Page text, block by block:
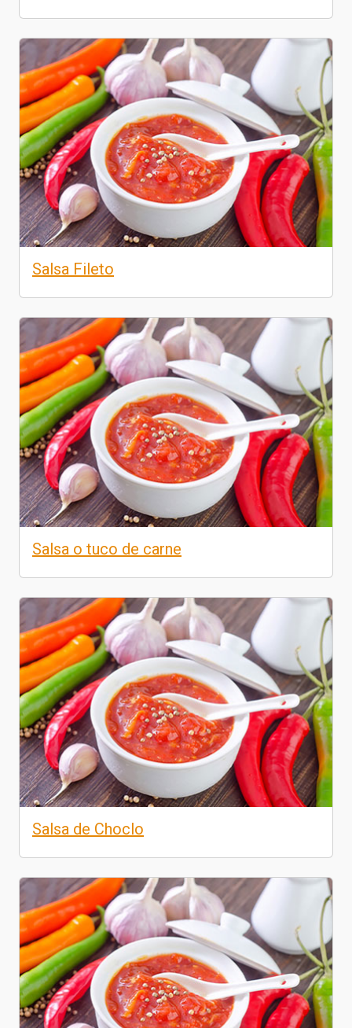
Salsa Fileto
Salsa o tuco de carne
Salsa de Choclo